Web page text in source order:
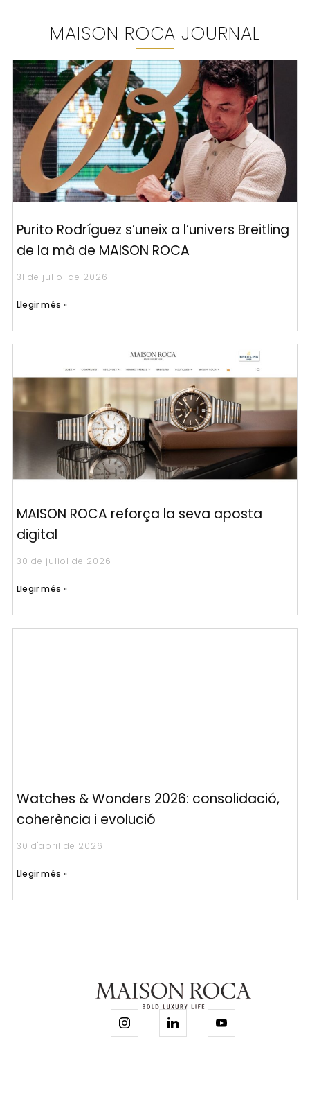
MAISON ROCA JOURNAL
Purito Rodríguez s’uneix a l’univers Breitling
de la mà de MAISON ROCA
31 de juliol de 2026
Llegir més »
MAISON ROCA reforça la seva aposta
digital
30 de juliol de 2026
Llegir més »
Watches & Wonders 2026: consolidació,
coherència i evolució
30 d'abril de 2026
Llegir més »